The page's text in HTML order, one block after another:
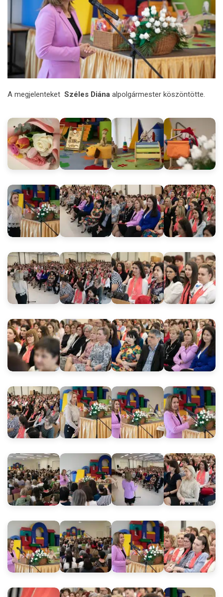
A megjelenteket Széles Diána alpolgármester köszöntötte.